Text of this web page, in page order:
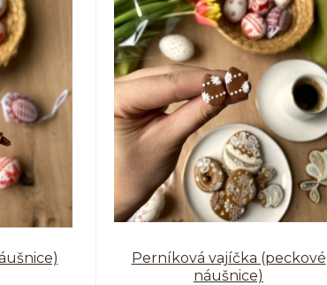
Perníková vajíčka (peckové
náušnice)